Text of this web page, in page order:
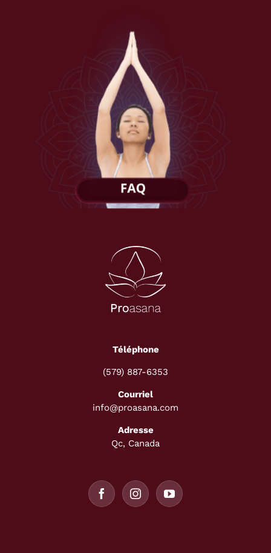
Téléphone
(579) 887-6353
Courriel
info@proasana.com
Adresse
Qc, Canada